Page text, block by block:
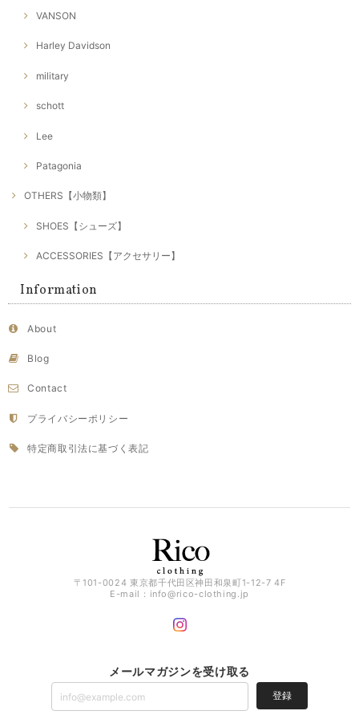
VANSON
Harley Davidson
military
schott
Lee
Patagonia
OTHERS【小物類】
SHOES【シューズ】
ACCESSORIES【アクセサリー】
Information
About
Blog
Contact
プライバシーポリシー
特定商取引法に基づく表記
〒101-0024 東京都千代田区神田和泉町1-12-7 4F
E-mail： info@rico-clothing.jp
メールマガジンを受け取る
登録